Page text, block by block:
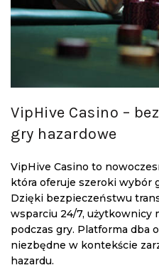
VipHive Casino –
gry hazardowe
VipHive Casino to
która oferuje szeroki wybór
Dzięki bezpieczeństwu
wsparciu 24/7, użytkownicy
podczas gry. Platforma dba
niezbędne w kontekście
hazardu.